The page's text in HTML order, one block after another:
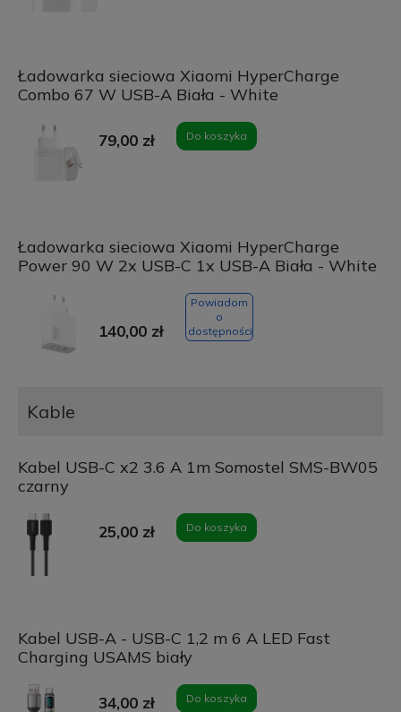
Ładowarka sieciowa Xiaomi HyperCharge
Combo 67 W USB-A Biała - White
79,00 zł Do koszyka
Ładowarka sieciowa Xiaomi HyperCharge
Power 90 W 2x USB-C 1x USB-A Biała - White
140,00 zł
Powiadom
o
dostępności
Kable
Kabel USB-C x2 3.6 A 1m Somostel SMS-BW05
czarny
25,00 zł Do koszyka
Kabel USB-A - USB-C 1,2 m 6 A LED Fast
Charging USAMS biały
34,00 zł Do koszyka